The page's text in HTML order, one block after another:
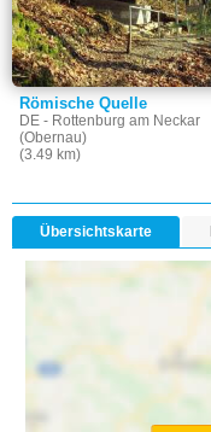
Römische Quelle
DE - Rottenburg am Neckar
(Obernau)
(3.49 km)
Übersichtskarte